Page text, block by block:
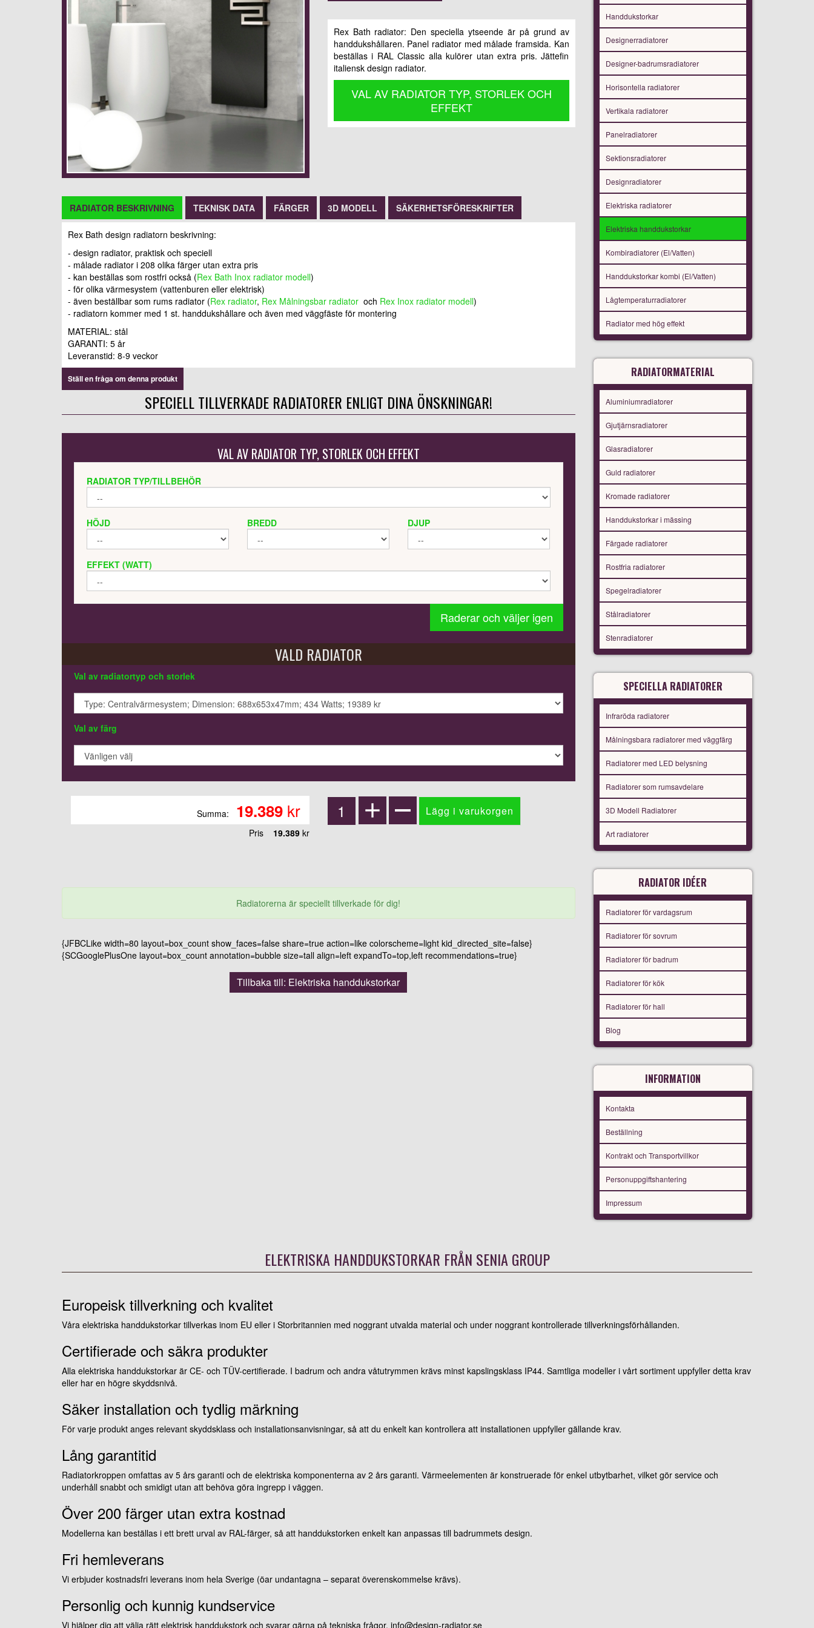
Rex Bath radiator: Den speciella ytseende är på grund av
handdukshållaren. Panel radiator med målade framsida. Kan
beställas i RAL Classic alla kulörer utan extra pris. Jättefin
italiensk design radiator.
VAL AV RADIATOR TYP, STORLEK OCH
EFFEKT
RADIATOR BESKRIVNING TEKNISK DATA FÄRGER 3D MODELL SÄKERHETSFÖRESKRIFTER
Rex Bath design radiatorn beskrivning:
- design radiator, praktisk och speciell
- målade radiator i 208 olika färger utan extra pris
- kan beställas som rostfri också (Rex Bath Inox radiator modell)
- för olika värmesystem (vattenburen eller elektrisk)
- även beställbar som rums radiator (Rex radiator, Rex Målningsbar radiator och Rex Inox radiator modell)
- radiatorn kommer med 1 st. handdukshållare och även med väggfäste för montering
MATERIAL: stål
GARANTI: 5 år
Leveranstid: 8-9 veckor
Ställ en fråga om denna produkt
SPECIELL TILLVERKADE RADIATORER ENLIGT DINA ÖNSKNINGAR!
VAL AV RADIATOR TYP, STORLEK OCH EFFEKT
RADIATOR TYP/TILLBEHÖR
HÖJD BREDD DJUP
EFFEKT (WATT)
Raderar och väljer igen
VALD RADIATOR
Val av radiatortyp och storlek
Val av färg
Summa: 19.389kr
Pris 19.389kr
Radiatorerna är speciellt tillverkade för dig!
{JFBCLike width=80 layout=box_count show_faces=false share=true action=like colorscheme=light kid_directed_site=false}
{SCGooglePlusOne layout=box_count annotation=bubble size=tall align=left expandTo=top,left recommendations=true}
Tillbaka till: Elektriska handdukstorkar
Handdukstorkar
Designerradiatorer
Designer-badrumsradiatorer
Horisontella radiatorer
Vertikala radiatorer
Panelradiatorer
Sektionsradiatorer
Designradiatorer
Elektriska radiatorer
Elektriska handdukstorkar
Kombiradiatorer (El/Vatten)
Handdukstorkar kombi (El/Vatten)
Lågtemperaturradiatorer
Radiator med hög effekt
RADIATORMATERIAL
Aluminiumradiatorer
Gjutjärnsradiatorer
Glasradiatorer
Guld radiatorer
Kromade radiatorer
Handdukstorkar i mässing
Färgade radiatorer
Rostfria radiatorer
Spegelradiatorer
Stålradiatorer
Stenradiatorer
SPECIELLA RADIATORER
Infraröda radiatorer
Målningsbara radiatorer med väggfärg
Radiatorer med LED belysning
Radiatorer som rumsavdelare
3D Modell Radiatorer
Art radiatorer
RADIATOR IDÉER
Radiatorer för vardagsrum
Radiatorer för sovrum
Radiatorer för badrum
Radiatorer för kök
Radiatorer för hall
Blog
INFORMATION
Kontakta
Beställning
Kontrakt och Transportvillkor
Personuppgiftshantering
Impressum
ELEKTRISKA HANDDUKSTORKAR FRÅN SENIA GROUP
Europeisk tillverkning och kvalitet
Våra elektriska handdukstorkar tillverkas inom EU eller i Storbritannien med noggrant utvalda material och under noggrant kontrollerade tillverkningsförhållanden.
Certifierade och säkra produkter
Alla elektriska handdukstorkar är CE- och TÜV-certifierade. I badrum och andra våtutrymmen krävs minst kapslingsklass IP44. Samtliga modeller i vårt sortiment uppfyller detta krav
eller har en högre skyddsnivå.
Säker installation och tydlig märkning
För varje produkt anges relevant skyddsklass och installationsanvisningar, så att du enkelt kan kontrollera att installationen uppfyller gällande krav.
Lång garantitid
Radiatorkroppen omfattas av 5 års garanti och de elektriska komponenterna av 2 års garanti. Värmeelementen är konstruerade för enkel utbytbarhet, vilket gör service och
underhåll snabbt och smidigt utan att behöva göra ingrepp i väggen.
Över 200 färger utan extra kostnad
Modellerna kan beställas i ett brett urval av RAL-färger, så att handdukstorken enkelt kan anpassas till badrummets design.
Fri hemleverans
Vi erbjuder kostnadsfri leverans inom hela Sverige (öar undantagna – separat överenskommelse krävs).
Personlig och kunnig kundservice
Vi hjälper dig att välja rätt elektrisk handdukstork och svarar gärna på tekniska frågor. info@design-radiator.se